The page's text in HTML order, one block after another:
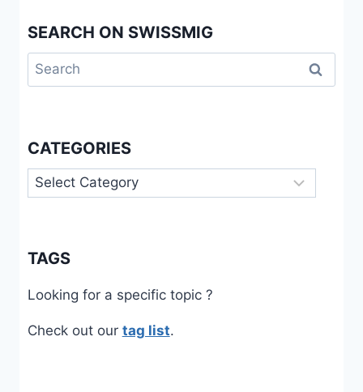
SEARCH ON SWISSMIG
Search
for:
CATEGORIES
Categories
TAGS
Looking for a specific topic ?
Check out our tag list.